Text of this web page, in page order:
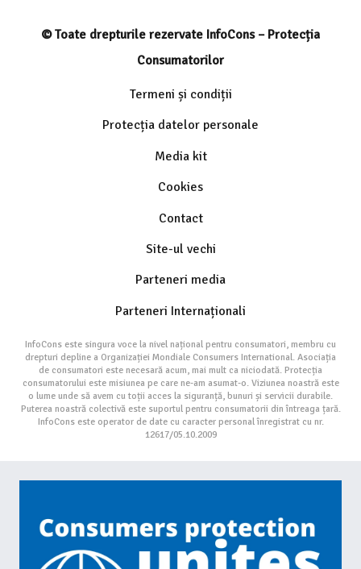
© Toate drepturile rezervate InfoCons – Protecția
Consumatorilor
Termeni și condiții
Protecția datelor personale
Media kit
Cookies
Contact
Site-ul vechi
Parteneri media
Parteneri Internaționali
InfoCons este singura voce la nivel național pentru consumatori, membru cu
drepturi depline a Organizației Mondiale Consumers International. Asociația
de consumatori este necesară acum, mai mult ca niciodată. Protecția
consumatorului este misiunea pe care ne-am asumat-o. Viziunea noastră este
o lume unde să avem cu toții acces la siguranță, bunuri și servicii durabile.
Puterea noastră colectivă este suportul pentru consumatorii din întreaga țară.
InfoCons este operator de date cu caracter personal înregistrat cu nr.
12617/05.10.2009